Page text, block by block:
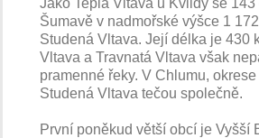
Šumavě v nadmořské výšce 1
Studená Vltava. Její délka je 430
Vltava a Travnatá Vltava však
pramenné řeky. V Chlumu,
Studená Vltava tečou společně.
První poněkud větší obcí je Vyšší